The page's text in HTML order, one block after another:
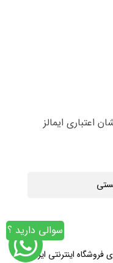
کلیه حقوق مادی و معنوی این وبسایت برای فروشگاه اینترنتی ایران58
سوالی دارید ؟